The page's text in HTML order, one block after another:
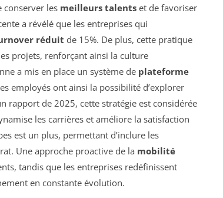
conserver les meilleurs talents et de favoriser
a révélé que les entreprises qui
réduit de 15%. De plus, cette pratique
projets, renforçant ainsi la culture
a mis en place un système de plateforme
employés ont ainsi la possibilité d’explorer
rapport de 2025, cette stratégie est considérée
les carrières et améliore la satisfaction
est un plus, permettant d’inclure les
Une approche proactive de la mobilité
tandis que les entreprises redéfinissent
en constante évolution.